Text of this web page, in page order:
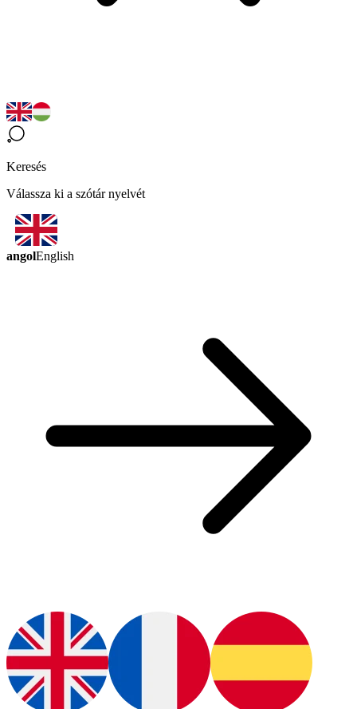
Keresés
Válassza ki a szótár nyelvét
angolEnglish